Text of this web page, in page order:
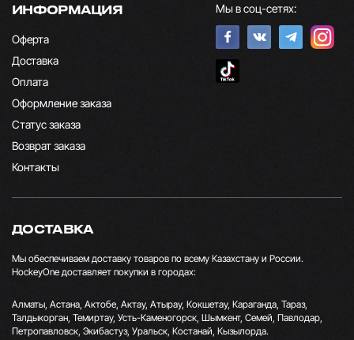
ИНФОРМАЦИЯ
Оферта
Доставка
Оплата
Оформление заказа
Статус заказа
Возврат заказа
Контакты
Мы в соц-сетях:
ДОСТАВКА
Мы обеспечиваем доставку товаров по всему Казахстану и России.
HockeyOne доставляет покупки в городах:
Алматы, Астана, Актобе, Актау, Атырау, Кокшетау, Караганда, Тараз,
Талдыкорган, Темиртау, Усть-Каменогорск, Шымкент, Семей, Павлодар,
Петропавловск, Экибастуз, Уральск, Костанай, Кызылорда.